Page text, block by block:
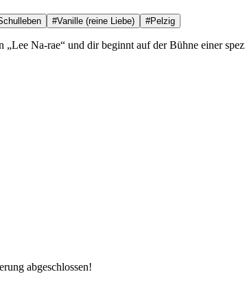
#Vanille (reine Liebe) #Pelzig
„Lee Na-rae“ und dir beginnt auf der Bühne einer
abgeschlossen!